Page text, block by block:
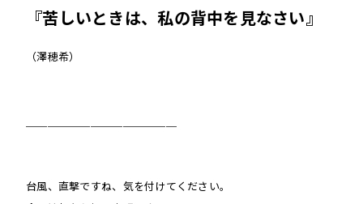
『苦しいときは、私の背中を見なさい』
（澤穂希）
台風、直撃ですね、気を付けてください。